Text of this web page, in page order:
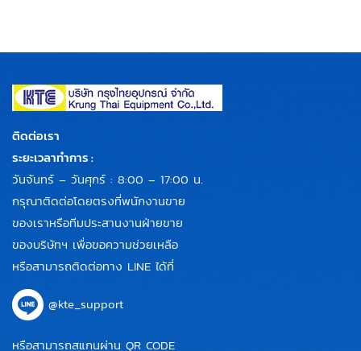
ติดต่อเรา
ระยะเวลาทำการ :
วันจันทร์ – วันศุกร์ : 8:00 – 17:00 น.
กรุณาติดต่อโดยตรงที่พนักงานขาย
ของเราหรือทีมประสานงานฝ่ายขาย
ของบริษัทฯ เพื่อขอความช่วยเหลือ
หรือสามารถติดต่อทาง LINE ได้ที่
@kte_support
หรือสามารถสแกนผ่าน QR CODE